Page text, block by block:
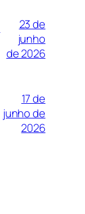
23 de
junho
de 2026
17 de
junho de
2026